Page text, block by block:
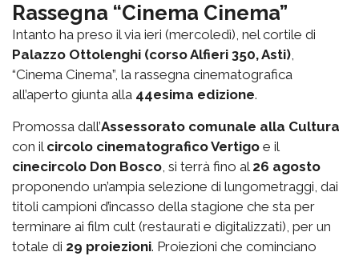
Rassegna “Cinema Cinema”
Intanto ha preso il via ieri (mercoledì), nel cortile di
Palazzo Ottolenghi (corso Alfieri 350, Asti),
“Cinema Cinema”, la rassegna cinematografica
all’aperto giunta alla 44esima edizione.
Promossa dall’Assessorato comunale alla Cultura
con il circolo cinematografico Vertigo e il
cinecircolo Don Bosco, si terrà fino al 26 agosto
proponendo un’ampia selezione di lungometraggi, dai
titoli campioni d’incasso della stagione che sta per
terminare ai film cult (restaurati e digitalizzati), per un
totale di 29 proiezioni. Proiezioni che cominciano